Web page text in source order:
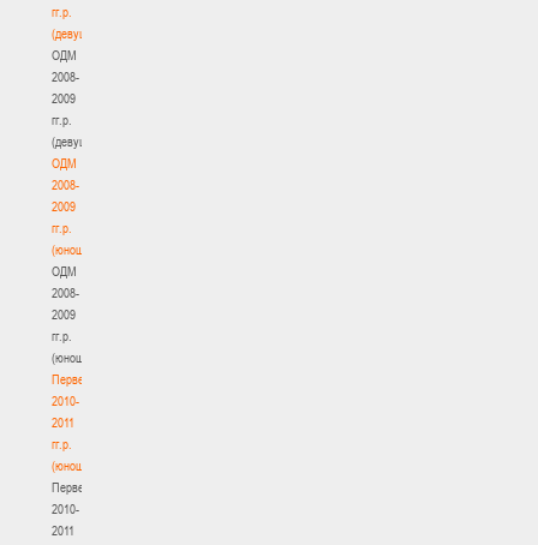
гг.р.
(девушки)
ОДМ
2008-
2009
гг.р.
(девушки)
ОДМ
2008-
2009
гг.р.
(юноши)
ОДМ
2008-
2009
гг.р.
(юноши)
Первенство
2010-
2011
гг.р.
(юноши)
Первенство
2010-
2011